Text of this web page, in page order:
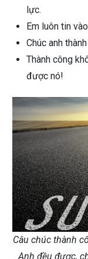
lực.
Em luôn tin
Chúc anh
Thành công
được nó!
Câu chúc thành
Anh đều được,